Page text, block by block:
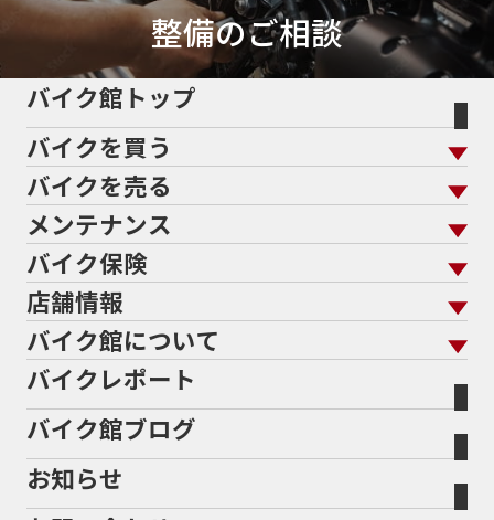
50thAnniversary50th記念モデル50周年
50周年記念モデル5600シリーズ
5インチカラーTFT液晶5バルブ5月600cc
60Thモデル 60th
61馬力636cc
689cc690SMCR
701エンデューロ72PS750750cc75th
765773cc800cc80s80万以下
80万以下大型80万円以下82185馬力883
883R890DUKE899 Panigale8月8月11日
8耐8耐見に行きたい
946ml950S950cc
ADDRESSADDRESS 110ADVADV150
ADV160AEROX
AEROX155 ABS
ANNIVERSARYAPEAPE 100 DXAPEX
整備のご相談
バイク館トップ
バイクを買う
バイクを買う トップ
バイクを探す
メーカーから探す
色から探す
スタイルから探す
排気量から探す
地域から探す
走行距離から探す
中古車から探す
バイクを売る
バイクを売る トップ
バイク館買取の強み
バイクを高く売るコツ
バイク買取の流れ
全国展開の強み
よくあるご質問
バイク買取強化車両
オンライン査定フォーム
メーカー別買取相場・
ヤマハ
トライアンフ
メンテナンス
メンテナンス トップ
バイク点検
バイク車検
Bikeep
プロテクションフィルム
バイク保険
バイク保険 トップ
自賠責保険
任意保険
バイク保険無料見積り（現在未加入の方）
バイク保険無料見積り（他社でご加入の方）
店舗情報
店舗情報 トップ
北海道
宮城
福島
バイク館について
バイク館について トップ
バイク館が選ばれる理由
会社概要
バイクレポート
バイク館ブログ
お知らせ